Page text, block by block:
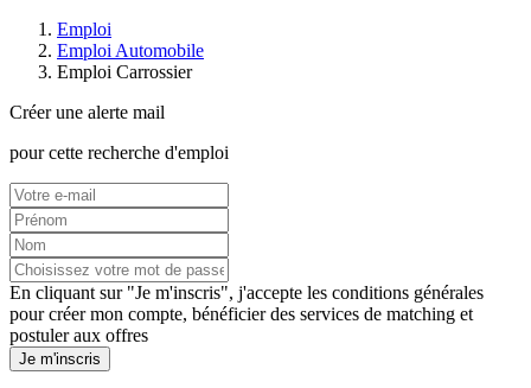
Emploi
Emploi Automobile
Emploi Carrossier
Créer une alerte mail
pour cette recherche d'emploi
En cliquant sur "Je m'inscris", j'accepte les conditions générales
pour créer mon compte, bénéficier des services de matching et
postuler aux offres
Je m'inscris